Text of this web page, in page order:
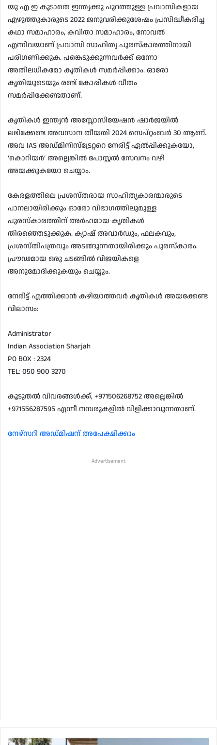
യു എ ഇ കൂടാതെ ഇന്ത്യക്കു പുറത്തുള്ള പ്രവാസികളായ
എഴുത്തുകാരുടെ 2022 ജനുവരിക്കുശേഷം പ്രസിദ്ധീകരിച്ച
കഥാ സമാഹാരം, കവിതാ സമാഹാരം, നോവൽ
എന്നിവയാണ് പ്രവാസി സാഹിത്യ പുരസ്‌കാരത്തിനായി
പരിഗണിക്കുക. പങ്കെടുക്കുന്നവർക്ക് ഒന്നോ
അതിലധികമോ കൃതികൾ സമർപ്പിക്കാം. ഓരോ
കൃതിയുടെയും രണ്ട് കോപ്പികൾ വീതം
സമർപ്പിക്കേണ്ടതാണ്.
കൃതികൾ ഇന്ത്യൻ അസ്സോസിയേഷൻ ഷാർജയിൽ
ലഭിക്കേണ്ട അവസാന തീയതി 2024 സെപ്റ്റംബർ 30 ആണ്.
അവ IAS അഡ്മിനിസ്ട്രേറ്ററെ നേരിട്ട് ഏൽപ്പിക്കുകയോ,
‘കൊറിയർ’ അല്ലെങ്കിൽ പോസ്റ്റൽ സേവനം വഴി
അയക്കുകയോ ചെയ്യാം.
കേരളത്തിലെ പ്രശസ്തരായ സാഹിത്യകാരന്മാരുടെ
പാനലായിരിക്കും ഓരോ വിഭാഗത്തിലുമുള്ള
പുരസ്കാരത്തിന് അർഹമായ കൃതികൾ
തിരഞ്ഞെടുക്കുക. ക്യാഷ് അവാർഡും, ഫലകവും,
പ്രശസ്തിപത്രവും അടങ്ങുന്നതായിരിക്കും പുരസ്കാരം.
പ്രൗഢമായ ഒരു ചടങ്ങിൽ വിജയികളെ
അനുമോദിക്കുകയും ചെയ്യും.
നേരിട്ട് എത്തിക്കാൻ കഴിയാത്തവർ കൃതികൾ അയക്കേണ്ട
വിലാസം:
Administrator
Indian Association Sharjah
PO BOX : 2324
TEL: 050 900 3270
കൂടുതൽ വിവരങ്ങൾക്ക്, +971506268752 അല്ലെങ്കിൽ
+971556287595 എന്നീ നമ്പരുകളിൽ വിളിക്കാവുന്നതാണ്.
നേഴ്‌സറി അഡ്മിഷന് അപേക്ഷിക്കാം
Advertisement